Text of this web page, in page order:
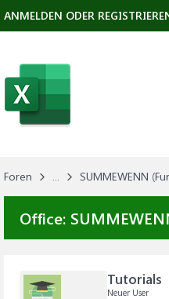
Foren ... SUMMEWENN
Office:
Tutorials
Neuer User
ANMELDEN ODER